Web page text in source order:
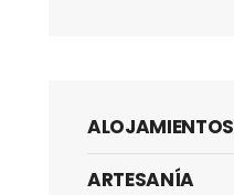
ALOJAMIENTOS
ARTESANÍA